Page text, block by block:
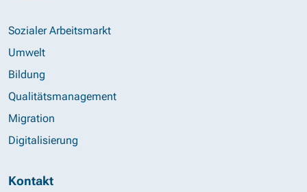
Sozialer Arbeitsmarkt
Umwelt
Bildung
Qualitätsmanagement
Migration
Digitalisierung
Kontakt